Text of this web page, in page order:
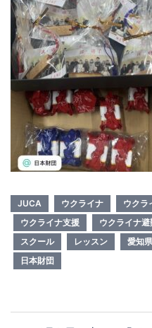
JUCA ウクライナ ウクラ
ウクライナ支援
ウクライナ避
スクール
レッスン 愛知県
日本財団